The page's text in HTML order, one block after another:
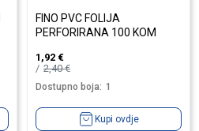
FINO PVC FOLIJA
PERFORIRANA 100 KOM
1,92 €
2,40€
Dostupno boja: 1
Kupi ovdje